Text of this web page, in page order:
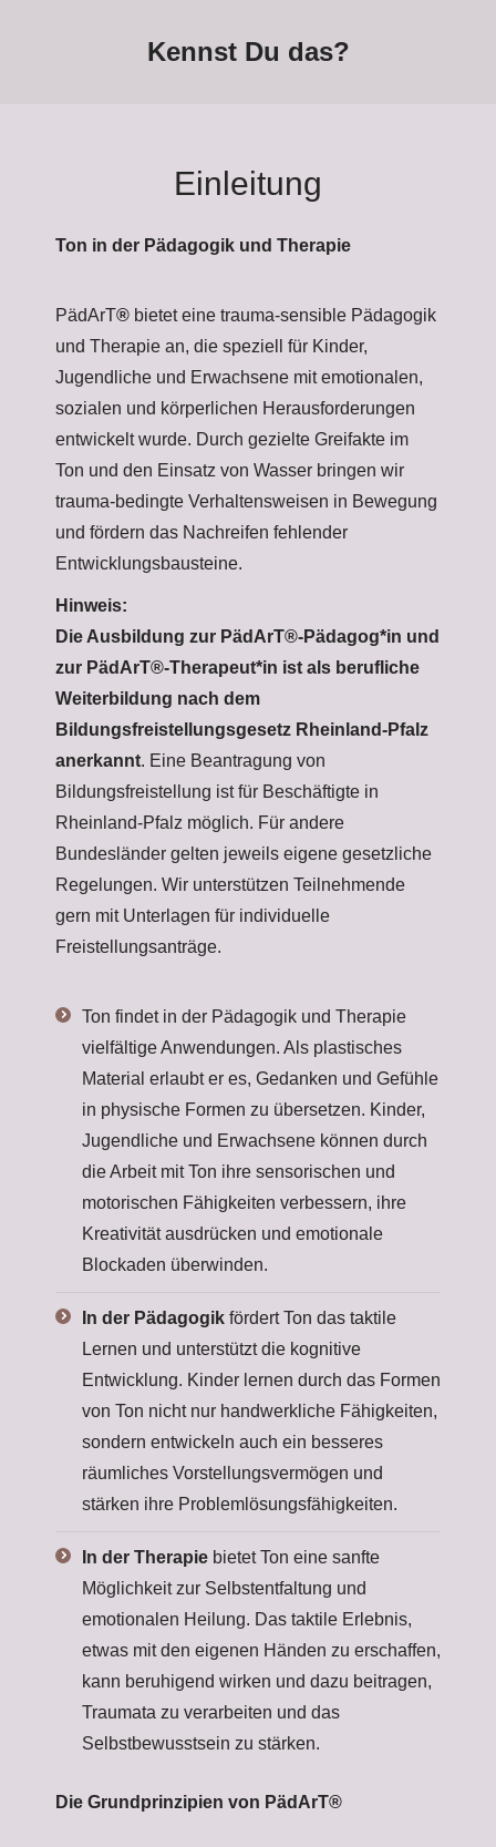
Kennst Du das?
Einleitung
Ton in der Pädagogik und Therapie
PädArT® bietet eine trauma-sensible Pädagogik
und Therapie an, die speziell für Kinder,
Jugendliche und Erwachsene mit emotionalen,
sozialen und körperlichen Herausforderungen
entwickelt wurde. Durch gezielte Greifakte im
Ton und den Einsatz von Wasser bringen wir
trauma-bedingte Verhaltensweisen in Bewegung
und fördern das Nachreifen fehlender
Entwicklungsbausteine.
Hinweis:
Die Ausbildung zur PädArT®-Pädagog*in und
zur PädArT®-Therapeut*in ist als berufliche
Weiterbildung nach dem
Bildungsfreistellungsgesetz Rheinland-Pfalz
anerkannt. Eine Beantragung von
Bildungsfreistellung ist für Beschäftigte in
Rheinland-Pfalz möglich. Für andere
Bundesländer gelten jeweils eigene gesetzliche
Regelungen. Wir unterstützen Teilnehmende
gern mit Unterlagen für individuelle
Freistellungsanträge.
Ton findet in der Pädagogik und Therapie
vielfältige Anwendungen. Als plastisches
Material erlaubt er es, Gedanken und Gefühle
in physische Formen zu übersetzen. Kinder,
Jugendliche und Erwachsene können durch
die Arbeit mit Ton ihre sensorischen und
motorischen Fähigkeiten verbessern, ihre
Kreativität ausdrücken und emotionale
Blockaden überwinden.
In der Pädagogik fördert Ton das taktile
Lernen und unterstützt die kognitive
Entwicklung. Kinder lernen durch das Formen
von Ton nicht nur handwerkliche Fähigkeiten,
sondern entwickeln auch ein besseres
räumliches Vorstellungsvermögen und
stärken ihre Problemlösungsfähigkeiten.
In der Therapie bietet Ton eine sanfte
Möglichkeit zur Selbstentfaltung und
emotionalen Heilung. Das taktile Erlebnis,
etwas mit den eigenen Händen zu erschaffen,
kann beruhigend wirken und dazu beitragen,
Traumata zu verarbeiten und das
Selbstbewusstsein zu stärken.
Die Grundprinzipien von PädArT®